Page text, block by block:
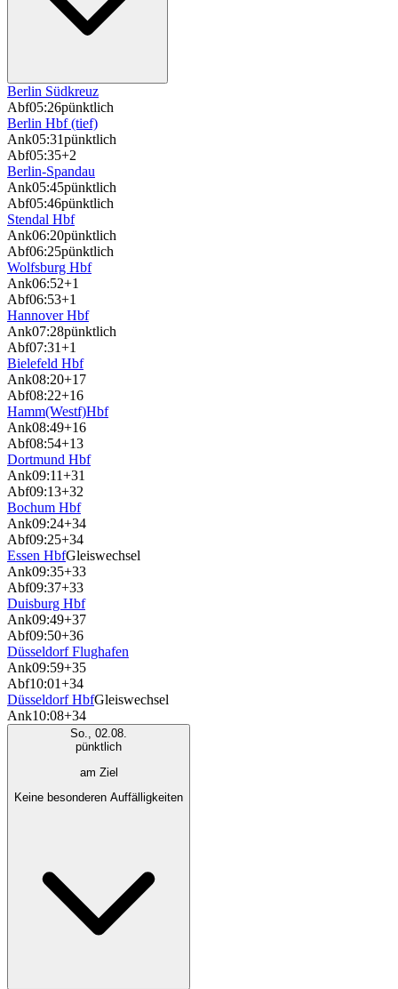
Berlin Südkreuz
Abf05:26pünktlich
Berlin Hbf (tief)
Ank05:31pünktlich
Abf05:35+2
Berlin-Spandau
Ank05:45pünktlich
Abf05:46pünktlich
Stendal Hbf
Ank06:20pünktlich
Abf06:25pünktlich
Wolfsburg Hbf
Ank06:52+1
Abf06:53+1
Hannover Hbf
Ank07:28pünktlich
Abf07:31+1
Bielefeld Hbf
Ank08:20+17
Abf08:22+16
Hamm(Westf)Hbf
Ank08:49+16
Abf08:54+13
Dortmund Hbf
Ank09:11+31
Abf09:13+32
Bochum Hbf
Ank09:24+34
Abf09:25+34
Essen HbfGleiswechsel
Ank09:35+33
Abf09:37+33
Duisburg Hbf
Ank09:49+37
Abf09:50+36
Düsseldorf Flughafen
Ank09:59+35
Abf10:01+34
Düsseldorf HbfGleiswechsel
Ank10:08+34
So., 02.08.
pünktlich
am Ziel
Keine besonderen Auffälligkeiten